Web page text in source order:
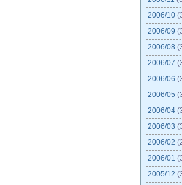
2006/10
2006/09
2006/08
2006/07
2006/06
2006/05
2006/04
2006/03
2006/02
2006/01
2005/12